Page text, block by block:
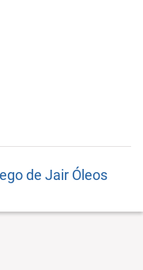
de Jair Óleos